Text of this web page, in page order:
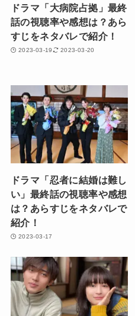
ドラマ「大病院占拠」最終
話の視聴率や感想は？あら
すじをネタバレで紹介！
2023-03-19 2023-03-20
ドラマ「忍者に結婚は難し
い」最終話の視聴率や感想
は？あらすじをネタバレで
紹介！
2023-03-17